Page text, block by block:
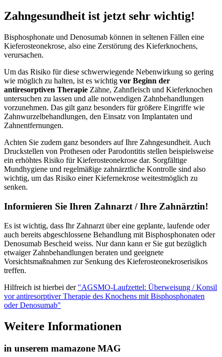
Zahngesundheit ist jetzt sehr wichtig!
Bisphosphonate und Denosumab können in seltenen Fällen eine
Kieferosteonekrose, also eine Zerstörung des Kieferknochens,
verursachen.
Um das Risiko für diese schwerwiegende Nebenwirkung so gering
wie möglich zu halten, ist es wichtig vor Beginn der
antiresorptiven Therapie Zähne, Zahnfleisch und Kieferknochen
untersuchen zu lassen und alle notwendigen Zahnbehandlungen
vorzunehmen. Das gilt ganz besonders für größere Eingriffe wie
Zahnwurzelbehandlungen, den Einsatz von Implantaten und
Zahnentfernungen.
Achten Sie zudem ganz besonders auf Ihre Zahngesundheit. Auch
Druckstellen von Prothesen oder Parodontitis stellen beispielsweise
ein erhöhtes Risiko für Kieferosteonekrose dar. Sorgfältige
Mundhygiene und regelmäßige zahnärztliche Kontrolle sind also
wichtig, um das Risiko einer Kiefernekrose weitestmöglich zu
senken.
Informieren Sie Ihren Zahnarzt / Ihre Zahnärztin!
Es ist wichtig, dass Ihr Zahnarzt über eine geplante, laufende oder
auch bereits abgeschlossene Behandlung mit Bisphosphonaten oder
Denosumab Bescheid weiss. Nur dann kann er Sie gut bezüglich
etwaiger Zahnbehandlungen beraten und geeignete
Vorsichtsmaßnahmen zur Senkung des Kieferosteonekroserisikos
treffen.
Hilfreich ist hierbei der "AGSMO-Laufzettel: Überweisung / Konsil
vor antiresorptiver Therapie des Knochens mit Bisphosphonaten
oder Denosumab"
Weitere Informationen
in unserem mamazone MAG